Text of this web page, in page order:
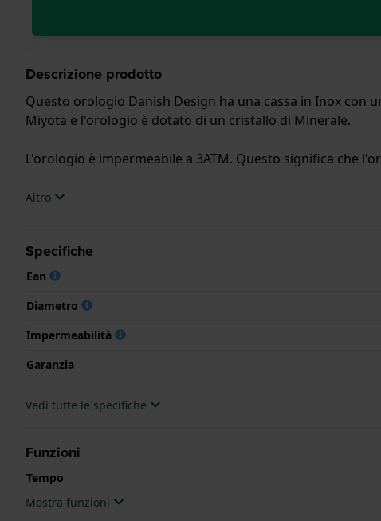
Descrizione prodotto
Questo orologio Danish Design ha una cassa in Inox con
Miyota e l'orologio è dotato di un cristallo di Minerale.
L'orologio è impermeabile a 3ATM. Questo significa che
.Altro
Specifiche
Ean
Diametro
Impermeabilità
Garanzia
Vedi tutte le specifiche
Funzioni
Tempo
Mostra funzioni